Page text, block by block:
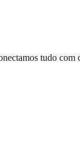
tudo com